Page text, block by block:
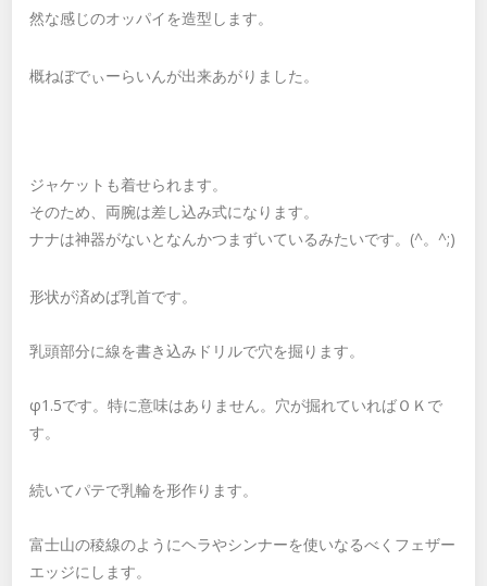
然な感じのオッパイを造型します。
概ねぼでぃーらいんが出来あがりました。
ジャケットも着せられます。
そのため、両腕は差し込み式になります。
ナナは神器がないとなんかつまずいているみたいです。(^。^;)
形状が済めば乳首です。
乳頭部分に線を書き込みドリルで穴を掘ります。
φ1.5です。特に意味はありません。穴が掘れていればＯＫで
す。
続いてパテで乳輪を形作ります。
富士山の稜線のようにヘラやシンナーを使いなるべくフェザー
エッジにします。